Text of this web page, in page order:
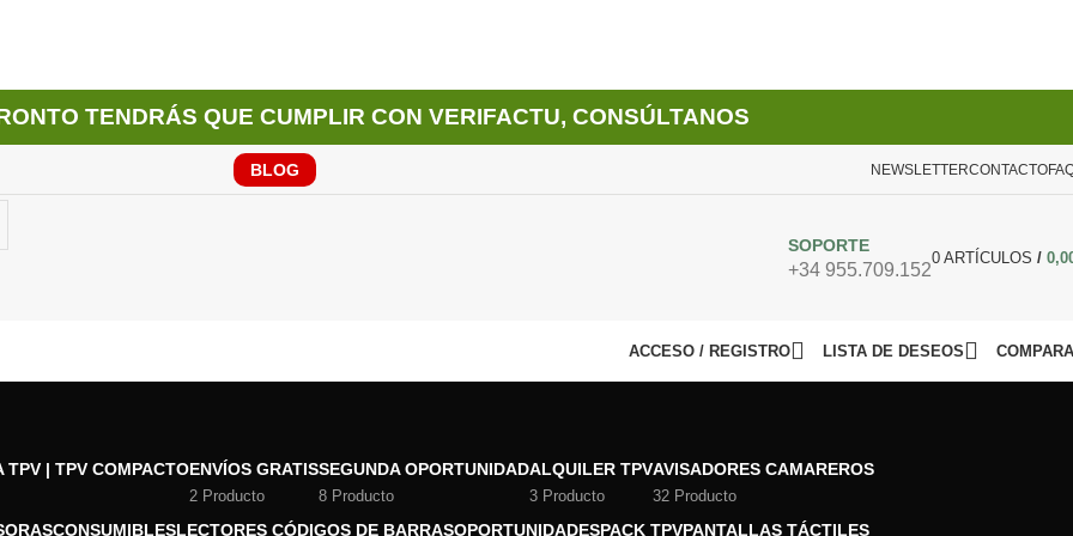
TENDRÁS QUE CUMPLIR CON VERIFACTU, CONSÚLTANOS
BLOG NEWSLETTERCONTACTO
SOPORTE
+34 955.709.152
0 ARTÍCULOS /
ACCESO / REGISTRO LISTA DE DESEOS
TPV | TPV COMPACTOENVÍOS GRATIS
2 Producto
SEGUNDA OPORTUNIDAD
8 Producto
ALQUILER TPV
3 Producto
AVISADORES CAMAREROS
32 Producto
CONSUMIBLESLECTORES CÓDIGOS DE BARRASOPORTUNIDADESPACK TPVPANTALLAS TÁCTILES